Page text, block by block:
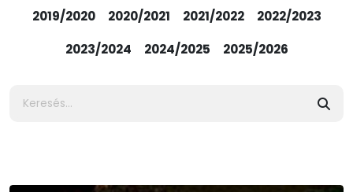
2019/2020
2020/2021 2021/2022
2022/2023
2023/2024
2024/2025 2025/2026